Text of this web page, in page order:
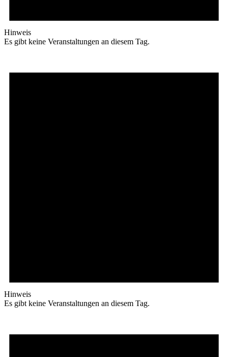
Hinweis
Es gibt keine Veranstaltungen an diesem Tag.
Hinweis
Es gibt keine Veranstaltungen an diesem Tag.